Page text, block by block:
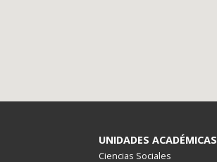
UNIDADES ACADÉMICAS
Ciencias Sociales